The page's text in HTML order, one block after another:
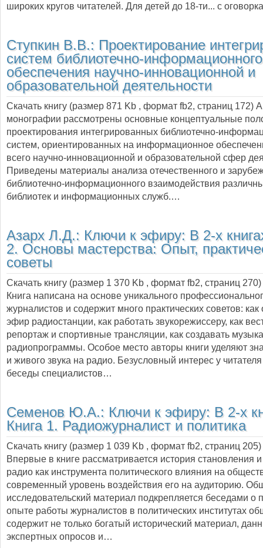
широких кругов читателей. Для детей до 18-ти... с
Ступкин В.В.: Проектирование
систем библиотечно-информационного
обеспечения научно-инновационной и
образовательной деятельности
Скачать книгу (размер 871 Kb , формат fb2, страниц 172)
монографии рассмотрены основные концептуальные
проектирования интегрированных библиотечно-
систем, ориентированных на информационное
всего научно-инновационной и образовательной сфер
Приведены материалы анализа отечественного и
библиотечно-информационного взаимодействия
библиотек и информационных служб.…
Азарх Л.Д.: Ключи к эфиру: В 2-х
2. Основы мастерства: Опыт,
советы
Скачать книгу (размер 1 370 Kb , формат fb2, страниц 270
Книга написана на основе уникального
журналистов и содержит много практических советов:
эфир радиостанции, как работать звукорежиссеру, как
репортаж и спортивные трансляции, как создавать
радиопрограммы. Особое место авторы книги уделяют
и живого звука на радио. Безусловный интерес у
беседы специалистов…
Семенов Ю.А.: Ключи к эфиру: В 2-х
Книга 1. Радиожурналист и политика
Скачать книгу (размер 1 039 Kb , формат fb2, страниц 205
Впервые в книге рассматривается история становления
радио как инструмента политического влияния на
современный уровень воздействия его на аудиторию.
исследовательский материал подкрепляется беседами о
опыте работы журналистов в политических институтах
содержит не только богатый исторический материал,
экспертных опросов и…